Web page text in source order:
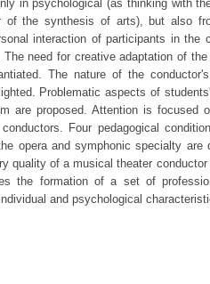
in psychological (as thinking with
of the synthesis of arts), but also
interaction of participants in
need for creative adaptation of
The nature of the
Problematic aspects of
are proposed. Attention is focused
Four pedagogical
opera and symphonic specialty are
quality of a musical theater
the formation of a set of
and psychological